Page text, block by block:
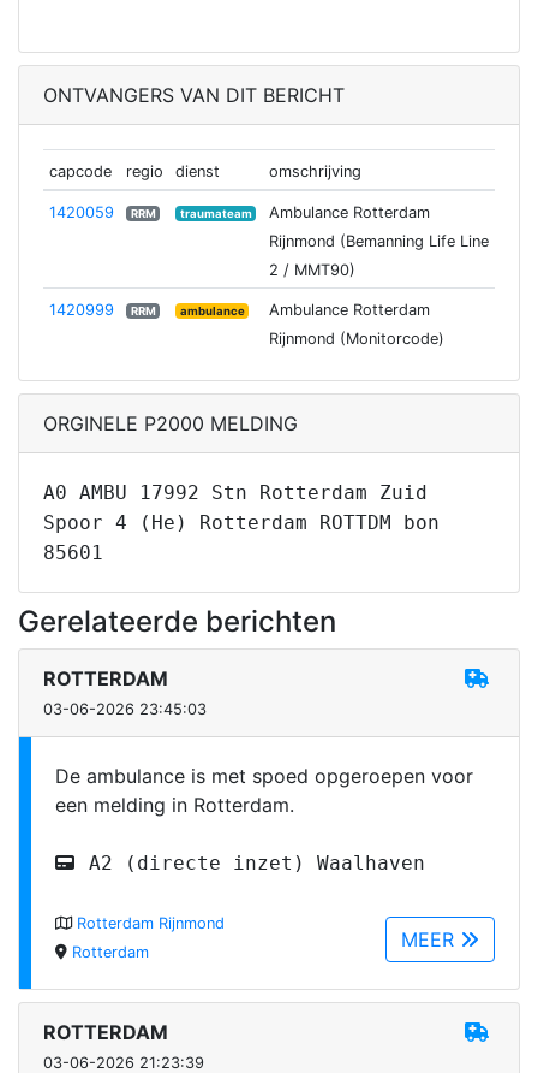
ONTVANGERS VAN DIT BERICHT
capcode regio dienst omschrijving
1420059 RRM traumateam
Ambulance Rotterdam
Rijnmond (Bemanning Life Line
2 / MMT90)
1420999 RRM ambulance
Ambulance Rotterdam
Rijnmond (Monitorcode)
ORGINELE P2000 MELDING
A0 AMBU 17992 Stn Rotterdam Zuid
Spoor 4 (He) Rotterdam ROTTDM bon
85601
Gerelateerde berichten
ROTTERDAM
03-06-2026 23:45:03
De ambulance is met spoed opgeroepen voor
een melding in Rotterdam.
A2 (directe inzet) Waalhaven
MEER
Rotterdam Rijnmond
Rotterdam
ROTTERDAM
03-06-2026 21:23:39